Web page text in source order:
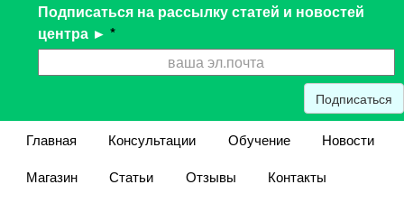
Подписаться на рассылку статей и новостей
центра ► *
Подписаться
Главная Консультации Обучение
Новости
Магазин
Статьи Отзывы
Контакты